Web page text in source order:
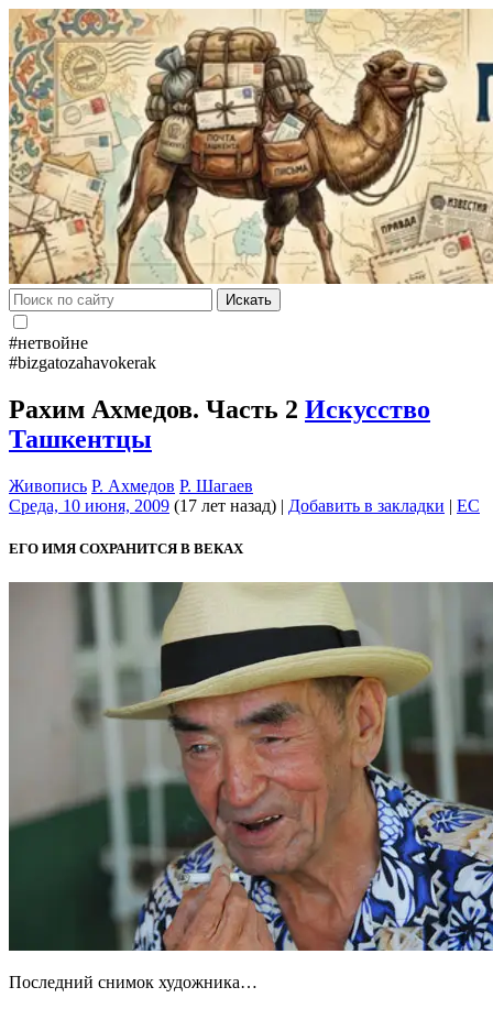
Искать
#нетвойне
#bizgatozahavokerak
Рахим Ахмедов. Часть 2 Искусство
Ташкентцы
Живопись Р. Ахмедов Р. Шагаев
Среда, 10 июня, 2009 (17 лет назад) | Добавить в закладки | EC
ЕГО ИМЯ СОХРАНИТСЯ В ВЕКАХ
Последний снимок художника…